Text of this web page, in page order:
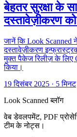
बेहतर सुरक्षा के
दस्तावेज़ीकरण
जानें कि Look Scanned
दस्तावेज़ीकरण
मुक्त पैकेज रिलीज़ के लिए
किया।
19 दिसंबर 2025 · 5 मिनट
Look Scanned ब्लॉग
वेब डेवलपमेंट, PDF
टीम के नोट्स।